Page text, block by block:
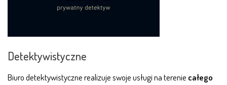
Detektywistyczne
Biuro detektywistyczne realizuje swoje usługi na terenie całego